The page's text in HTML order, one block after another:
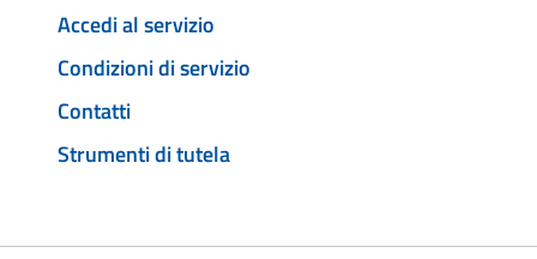
Accedi al servizio
Condizioni di servizio
Contatti
Strumenti di tutela